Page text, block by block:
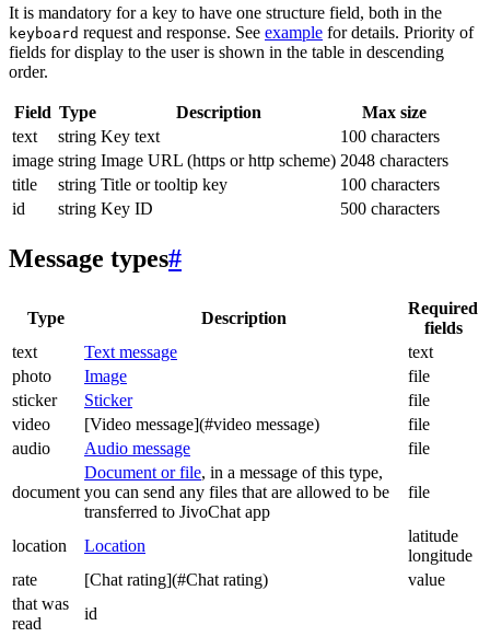
It is mandatory for a key to have one structure field, both in the
keyboard request and response. See example for details. Priority of
fields for display to the user is shown in the table in descending
order.
Field Type Description
Max size
text
string Key text
100 characters
image string Image URL (https or http scheme) 2048 characters
title
string Title or tooltip key
100 characters
id
string Key ID 500 characters
Message types#
Type Description
Required
fields
text
Text message
text
photo
Image
file
sticker
Sticker
file
video
[Video message](#video message)
file
audio
Audio message file
document
Document or file, in a message of this type,
you can send any files that are allowed to be
transferred to JivoChat app
file
location Location
latitude
longitude
rate
[Chat rating](#Chat rating)
value
that was
read
id